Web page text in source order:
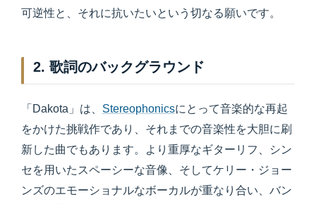
可逆性と、それに抗いたいという切なる願いです。
2. 歌詞のバックグラウンド
「Dakota」は、 Stereophonicsにとって音楽的な再起
をかけた挑戦作であり、それまでの音楽性を大胆に刷
新した曲でもあります。より重厚なギターリフ、シン
セを用いたスペーシーな音像、そしてケリー・ジョー
ンズのエモーショナルなボーカルが重なり合い、バン